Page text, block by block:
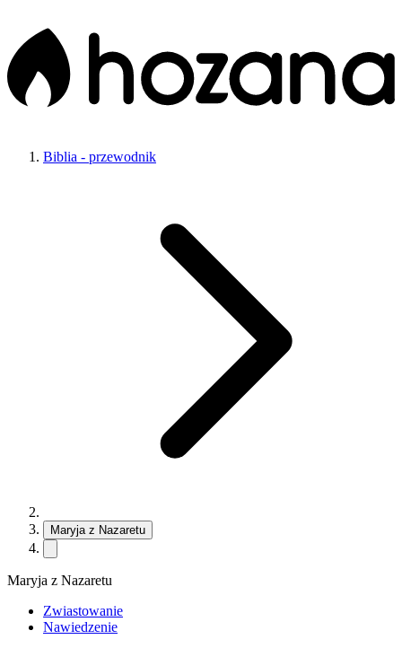
Biblia - przewodnik
Maryja z Nazaretu
Maryja z Nazaretu
Zwiastowanie
Nawiedzenie